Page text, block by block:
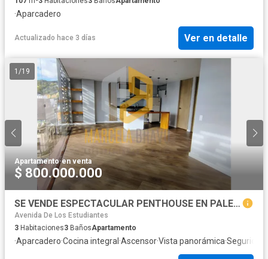
·Aparcadero
Actualizado hace 3 días Ver en detalle
1 /19
Apartamento·en venta
$ 800.000.000
SE VENDE ESPECTACULAR PENTHOUSE EN PALERMO.SC
Avenida De Los Estudiantes
3 Habitaciones3 BañosApartamento
·Aparcadero·Cocina integral ·Ascensor·Vista panorámica·Seguridad